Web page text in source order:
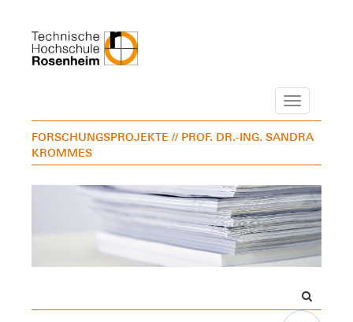
Navigation
FORSCHUNGSPROJEKTE // PROF. DR.-ING. SANDRA
KROMMES